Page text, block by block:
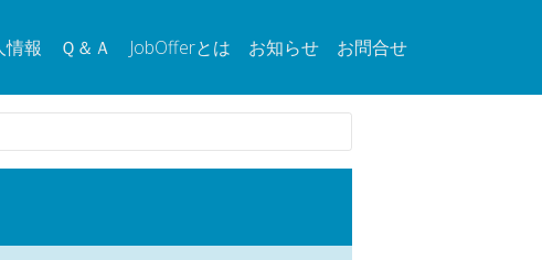
情報 Ｑ＆Ａ JobOfferとは お知らせ お問合せ